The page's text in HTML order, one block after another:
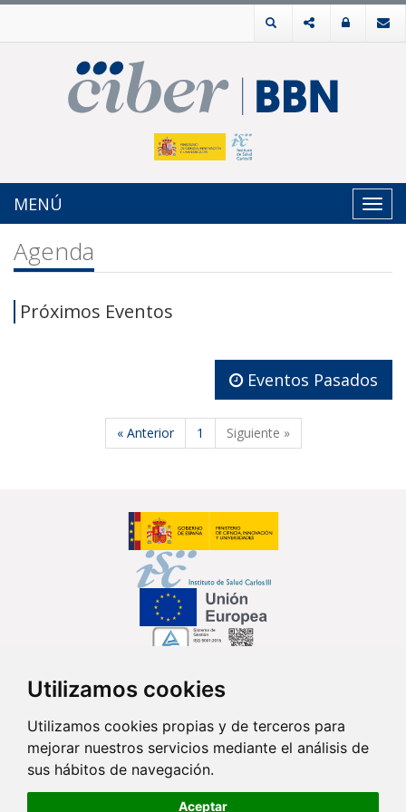
Utilizamos cookies
Utilizamos cookies propias y de terceros para
mejorar nuestros servicios mediante el análisis de
sus hábitos de navegación.
Aceptar
MENÚ
Agenda
Próximos Eventos
Eventos Pasados
« Anterior 1 Siguiente »
Síguenos en...
Contacto
Av. Monforte de Lemos, 3-5. Pabellón 11. Planta 0 28029 Madrid